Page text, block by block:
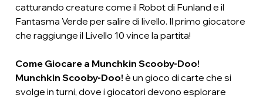
catturando creature come il Robot di Funland e il
Fantasma Verde per salire di livello. Il primo giocatore
che raggiunge il Livello 10 vince la partita!
Come Giocare a Munchkin Scooby-Doo!
Munchkin Scooby-Doo! è un gioco di carte che si
svolge in turni, dove i giocatori devono esplorare